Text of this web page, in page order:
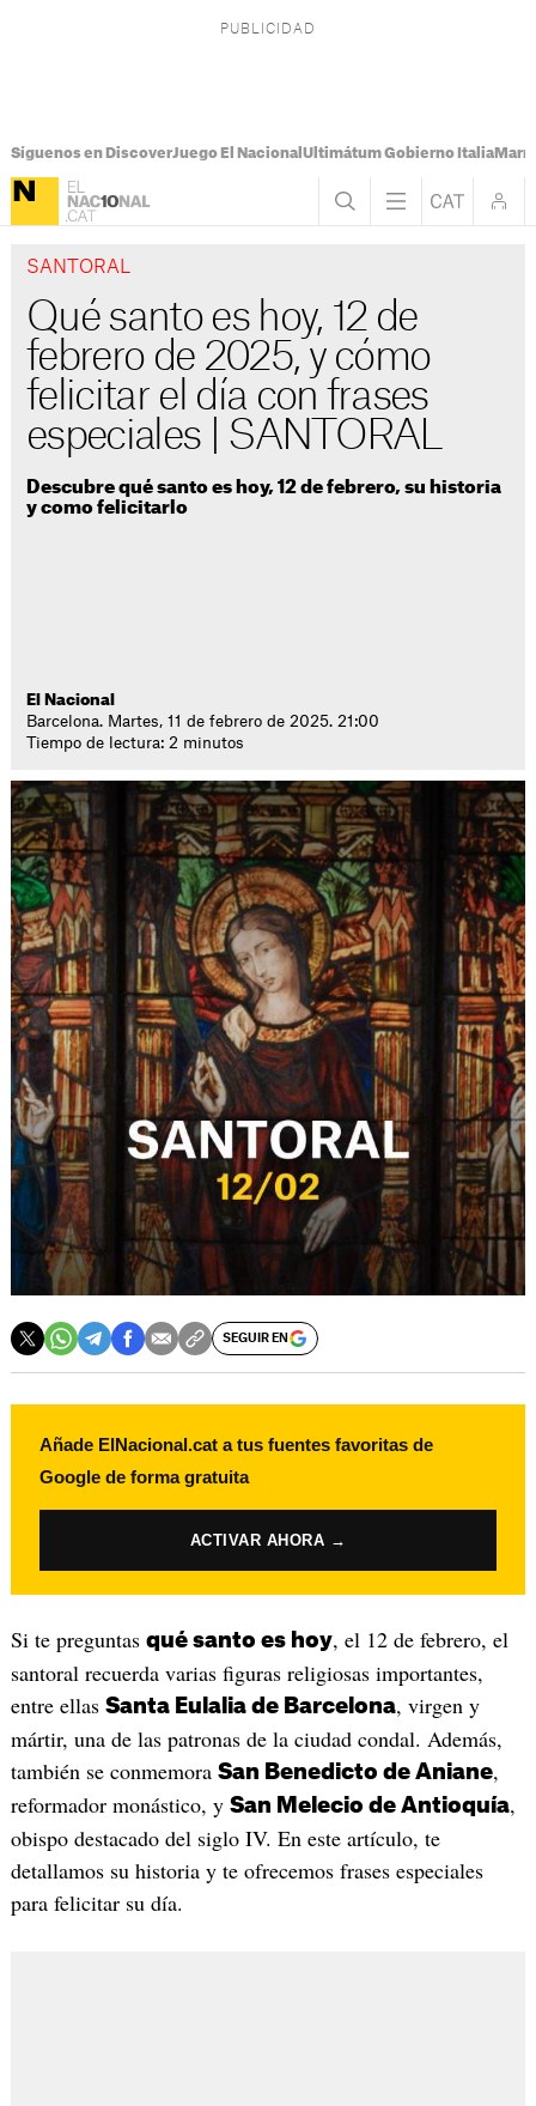
Síguenos en DiscoverJuego El Nacional Ultimátum Gobierno Italia
SANTORAL
Qué santo es hoy, 12 de
febrero de 2025, y cómo
felicitar el día con frases
especiales | SANTORAL
Descubre qué santo es hoy, 12 de febrero, su historia
y como felicitarlo
El Nacional
Barcelona. Martes, 11 de febrero de 2025. 21:00
Tiempo de lectura: 2 minutos
SEGUIR EN
Añade ElNacional.cat a tus fuentes favoritas de
Google de forma gratuita
ACTIVAR AHORA →
Si te preguntas qué santo es hoy, el 12 de febrero, el
santoral recuerda varias figuras religiosas importantes,
entre ellas Santa Eulalia de Barcelona, virgen y
mártir, una de las patronas de la ciudad condal. Además,
también se conmemora San Benedicto de Aniane,
reformador monástico, y San Melecio de Antioquía,
obispo destacado del siglo IV. En este artículo, te
detallamos su historia y te ofrecemos frases especiales
para felicitar su día.